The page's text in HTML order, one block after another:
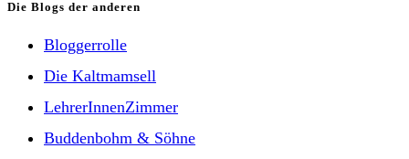
Die Blogs der anderen
Bloggerrolle
Die Kaltmamsell
LehrerInnenZimmer
Buddenbohm & Söhne